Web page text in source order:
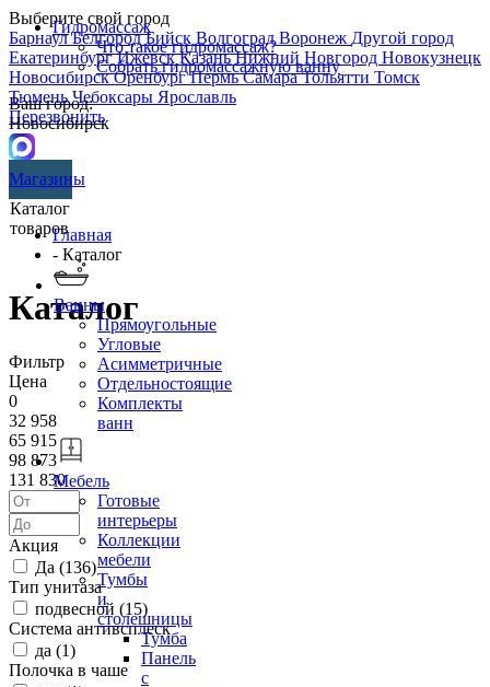
Выберите свой город
БарнаулБелгородБийск ВолгоградВоронеж Другой город
ЕкатеринбургИжевскКазаньНижний Новгород Новокузнецк
НовосибирскОренбургПермьСамараТольятти Томск
ТюменьЧебоксары Ярославль
Перезвонить
Гидромассаж
Что такое гидромассаж?
Собрать гидромассажную ванну
Ваш город:
Новосибирск
Магазины
Каталог
товаров
Ванны
Прямоугольные
Угловые
Асимметричные
Отдельностоящие
Комплекты
ванн
Мебель
Готовые
интерьеры
Коллекции
мебели
Тумбы
и
столешницы
Тумба
Панель
с
Главная
- Каталог
Каталог
Фильтр
Цена
0
32 958
65 915
98 873
131 830
Акция
Да (136)
Тип унитаза
подвесной (15)
Система антивсплеск
да (1)
Полочка в чаше